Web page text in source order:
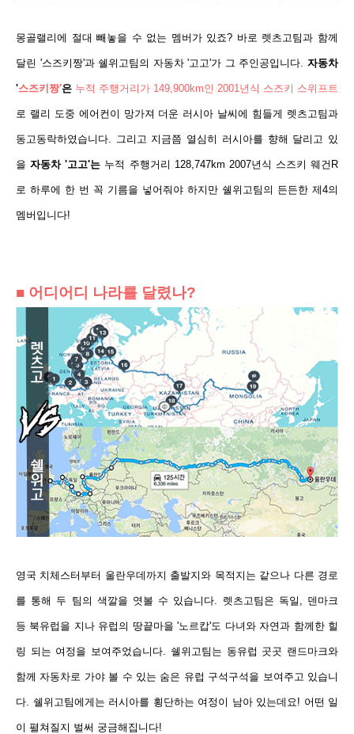
몽골랠리에 절대 빼놓을 수 없는 멤버가 있죠? 바로 렛츠고팀과 함께
달린 '스즈키짱'과 쉘위고팀의 자동차 '고고'가 그 주인공입니다. 자동차
'스즈키짱'은 누적 주행거리가 149,900km인 2001년식 스즈키 스위프트
로 랠리 도중 에어컨이 망가져 더운 러시아 날씨에 힘들게 렛츠고팀과
동고동락하였습니다. 그리고 지금쯤 열심히 러시아를 향해 달리고 있
을자동차 '고고'는 누적 주행거리 128,747km 2007년식 스즈키 웨건R
로 하루에 한 번 꼭 기름을 넣어줘야 하지만 쉘위고팀의 든든한 제4의
멤버입니다!
■ 어디어디 나라를 달렸나?
영국 치체스터부터 울란우데까지 출발지와 목적지는 같으나 다른 경로
를 통해 두 팀의 색깔을 엿볼 수 있습니다. 렛츠고팀은 독일, 덴마크
등 북유럽을 지나 유럽의 땅끝마을 '노르캅'도 다녀와 자연과 함께한 힐
링 되는 여정을 보여주었습니다. 쉘위고팀는 동유럽 곳곳 랜드마크와
함께 자동차로 가야 볼 수 있는 숨은 유럽 구석구석을 보여주고 있습니
다. 쉘위고팀에게는 러시아를 횡단하는 여정이 남아 있는데요! 어떤 일
이 펼쳐질지 벌써 궁금해집니다!